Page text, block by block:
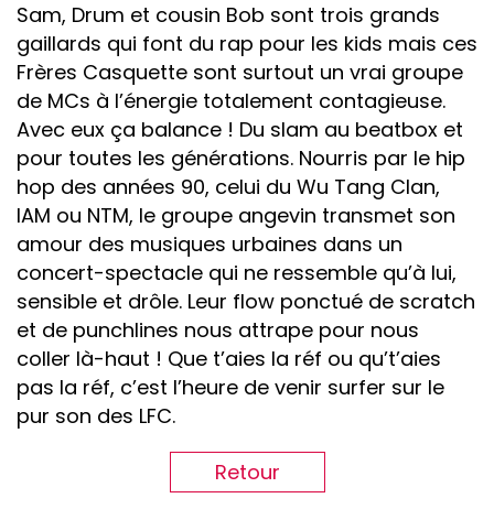
Sam, Drum et cousin Bob sont trois grands
gaillards qui font du rap pour les kids mais ces
Frères Casquette sont surtout un vrai groupe
de MCs à l’énergie totalement contagieuse.
Avec eux ça balance ! Du slam au beatbox et
pour toutes les générations. Nourris par le hip
hop des années 90, celui du Wu Tang Clan,
IAM ou NTM, le groupe angevin transmet son
amour des musiques urbaines dans un
concert-spectacle qui ne ressemble qu’à lui,
sensible et drôle. Leur flow ponctué de scratch
et de punchlines nous attrape pour nous
coller là-haut ! Que t’aies la réf ou qu’t’aies
pas la réf, c’est l’heure de venir surfer sur le
pur son des LFC.
Retour